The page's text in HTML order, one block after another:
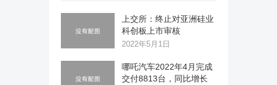
上交所：终止对亚洲硅业
科创板上市审核
2022年5月1日
哪吒汽车2022年4月完成
交付8813台，同比增长